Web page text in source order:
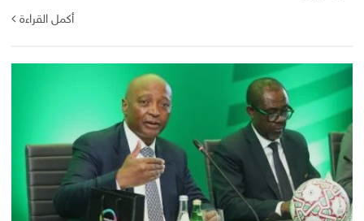
أكمل القراءة